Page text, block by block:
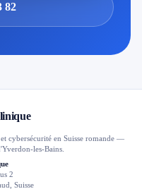
82
cybersécurité en Suisse romande —
les-Bains.
2
Suisse